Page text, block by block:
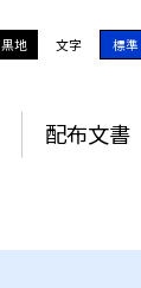
黒地 文字 標準
配布文書